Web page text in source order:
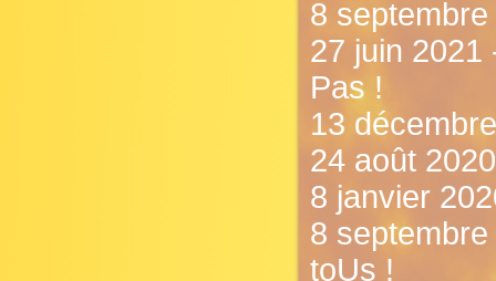
8
27 juin 2021
Pas !
13
24 août
8 janvier
8
toUs !